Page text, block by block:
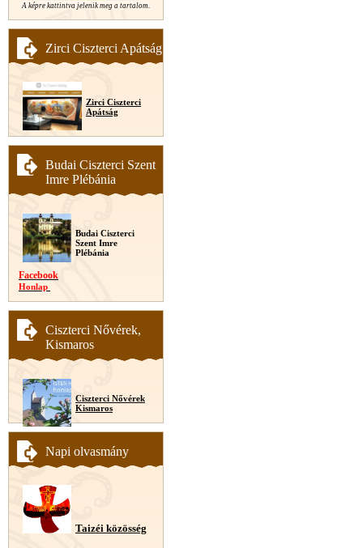
A képre kattintva jelenik meg a tartalom.
Zirci Ciszterci Apátság
Zirci Ciszterci
Apátság
Budai Ciszterci Szent
Imre Plébánia
Budai Ciszterci
Szent Imre
Plébánia
Facebook
Honlap
Ciszterci Nővérek,
Kismaros
Ciszterci Nővérek
Kismaros
Napi olvasmány
Taizéi közösség